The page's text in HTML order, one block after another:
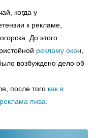
когда у
к рекламе,
До этого
рекламу окон,
возбуждено дело об
после того как в
пива.